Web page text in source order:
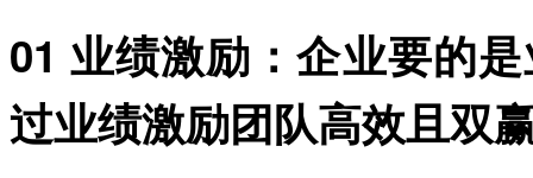
01 业绩激励：企业要的
过业绩激励团队高效且双